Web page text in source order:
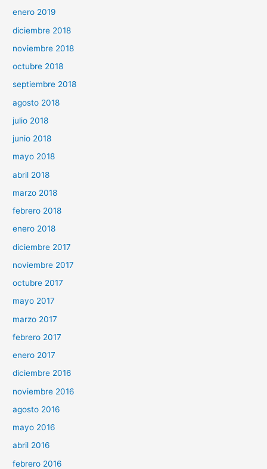
enero 2019
diciembre 2018
noviembre 2018
octubre 2018
septiembre 2018
agosto 2018
julio 2018
junio 2018
mayo 2018
abril 2018
marzo 2018
febrero 2018
enero 2018
diciembre 2017
noviembre 2017
octubre 2017
mayo 2017
marzo 2017
febrero 2017
enero 2017
diciembre 2016
noviembre 2016
agosto 2016
mayo 2016
abril 2016
febrero 2016